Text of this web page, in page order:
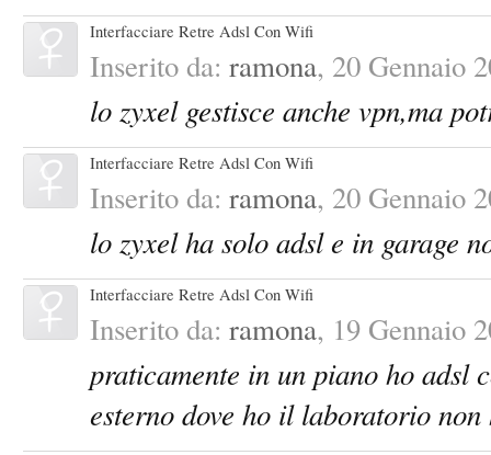
Interfacciare Retre Adsl Con Wifi
Inserito da: ramona, 20 Gennaio
lo zyxel gestisce anche vpn,ma
Interfacciare Retre Adsl Con Wifi
Inserito da: ramona, 20 Gennaio
lo zyxel ha solo adsl e in garage
Interfacciare Retre Adsl Con Wifi
Inserito da: ramona, 19 Gennaio
praticamente in un piano ho adsl
esterno dove ho il laboratorio